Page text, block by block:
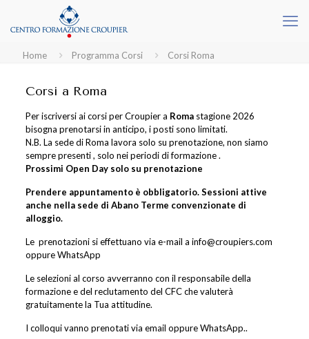
Home Programma Corsi Corsi Roma
Corsi a Roma
Per iscriversi ai corsi per Croupier a Romastagione 2026
bisogna prenotarsi in anticipo, i posti sono limitati.
N.B. La sede di Roma lavora solo su prenotazione, non siamo
sempre presenti , solo nei periodi di formazione .
Prossimi Open Daysolo su prenotazione
Prendere appuntamento è obbligatorio. Sessioni attive
anche nella sede di Abano Terme convenzionate di
alloggio.
Le prenotazioni si effettuano via e-mail a info@croupiers.com
oppure WhatsApp
Le selezioni al corso avverranno con il responsabile della
formazione e del reclutamento del CFC che valuterà
gratuitamente la Tua attitudine.
I colloqui vanno prenotati via email oppure WhatsApp..